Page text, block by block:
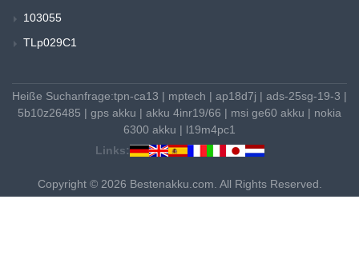
103055
TLp029C1
Heiße Suchanfrage:tpn-ca13 | mptech | ap18d7j | ads-25sg-19-3 |
5b10z26485 | gps akku | akku 4inr19/66 | msi ge60 akku | nokia
6300 akku | l19m4pc1
Links:
Copyright © 2026 Bestenakku.com. All Rights Reserved.